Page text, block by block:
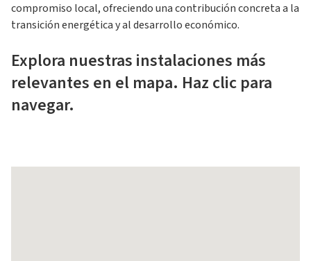
compromiso local, ofreciendo una contribución concreta a la
transición energética y al desarrollo económico.
Explora nuestras instalaciones más
relevantes en el mapa. Haz clic para
navegar.